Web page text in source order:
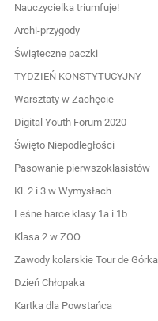
Nauczycielka triumfuje!
Archi-przygody
Świąteczne paczki
TYDZIEŃ KONSTYTUCYJNY
Warsztaty w Zachęcie
Digital Youth Forum 2020
Święto Niepodległości
Pasowanie pierwszoklasistów
Kl. 2 i 3 w Wymysłach
Leśne harce klasy 1a i 1b
Klasa 2 w ZOO
Zawody kolarskie Tour de Górka
Dzień Chłopaka
Kartka dla Powstańca